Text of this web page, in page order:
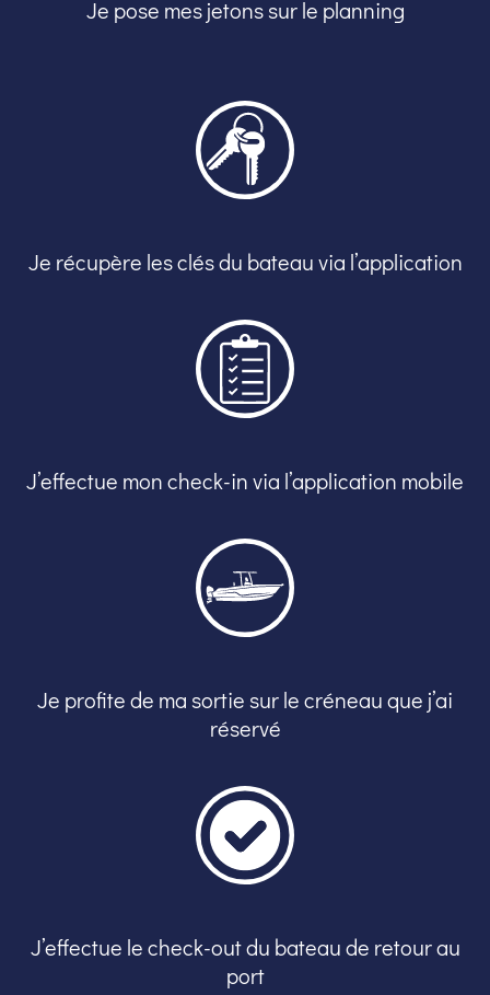
Je pose mes jetons sur le planning
Je récupère les clés du bateau via l’application
J’effectue mon check-in via l’application mobile
Je profite de ma sortie sur le créneau que j’ai
réservé
J’effectue le check-out du bateau de retour au
port